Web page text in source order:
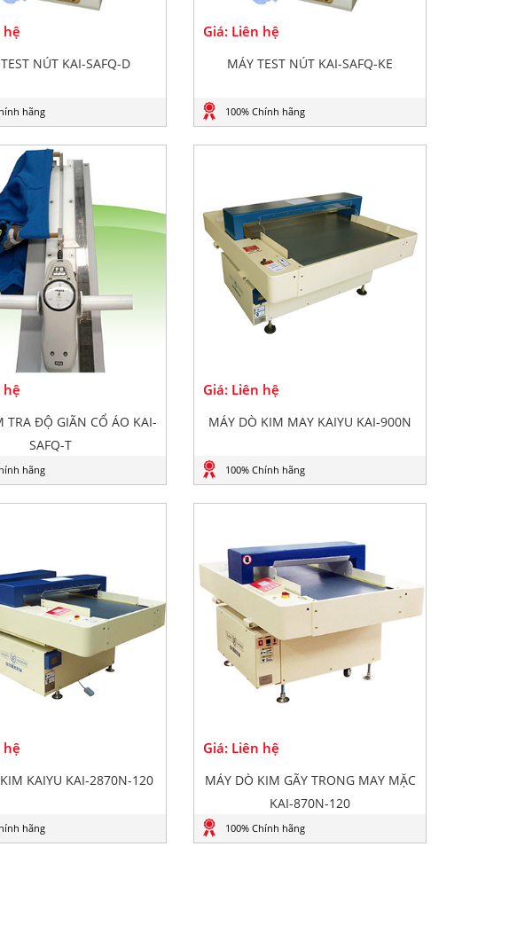
hệ
NÚT KAI-SAFQ-D
hãng
Giá: Liên hệ
MÁY TEST NÚT KAI-SAFQ-KE
100% Chính hãng
hệ
TRA ĐỘ GIÃN CỔ ÁO KAI-
SAFQ-T
hãng
Giá: Liên hệ
MÁY DÒ KIM MAY KAIYU KAI-900N
100% Chính hãng
hệ
KAIYU KAI-2870N-120
hãng
Giá: Liên hệ
MÁY DÒ KIM GÃY TRONG MAY MẶC
KAI-870N-120
100% Chính hãng